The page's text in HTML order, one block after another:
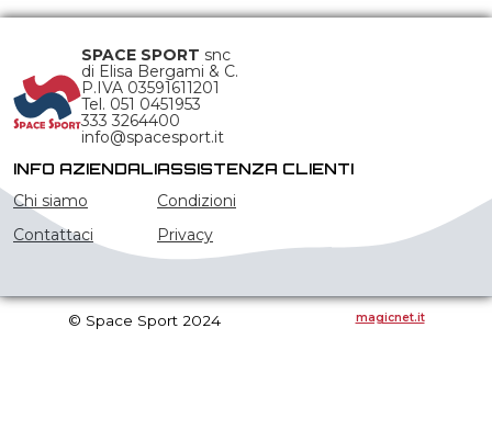
SPACE SPORT snc
di Elisa Bergami & C.
P.IVA 03591611201
Tel. 051 0451953
333 3264400
info@spacesport.it
INFO AZIENDALI
Chi siamo
Contattaci
ASSISTENZA CLIENTI
Condizioni
Privacy
© Space Sport 2024 magicnet.it